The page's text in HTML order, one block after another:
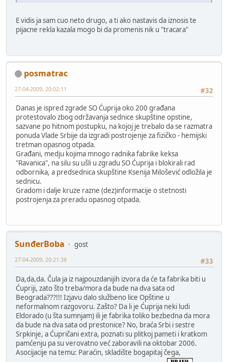
E vidis ja sam cuo neto drugo, a ti ako nastavis da iznosis te
pijacne rekla kazala mogo bi da promenis nik u "tracara"
posmatrac
#32
27-04-2009, 20:02:11
Danas je ispred zgrade SO Ćuprija oko 200 građana
protestovalo zbog održavanja sednice skupštine opstine,
sazvane po hitnom postupku, na kojoj je trebalo da se razmatra
ponuda Vlade Srbije da izgradi postrojenje za fizičko - hemijski
tretman opasnog otpada.
Građani, medju kojima mnogo radnika fabrike keksa
"Ravanica", na silu su ušli u zgradu SO Ćuprija i blokirali rad
odbornika, a predsednica skupštine Ksenija Milošević odložila je
sednicu.
Gradom i dalje kruze razne (dez)informacije o stetnosti
postrojenja za preradu opasnog otpada.
SunđerBoba
gost
#33
27-04-2009, 20:21:38
Da,da,da. Čula ja iz najpouzdanijih izvora da će ta fabrika biti u
Ćupriji, zato što treba/mora da bude na dva sata od
Beograda???!!! Izjavu dalo službeno lice Opštine u
neformalnom razgovoru. Zašto? Da li je Ćuprija neki ludi
Eldorado (u šta sumnjam) ili je fabrika toliko bezbedna da mora
da bude na dva sata od prestonice? No, braća Srbi i sestre
Srpkinje, a Ćupričani extra, poznati su plitkoj pameti i kratkom
pamćenju pa su verovatno već zaboravili na oktobar 2006.
Asocijacije na temu: Paraćin, skladište bogapitaj čega,